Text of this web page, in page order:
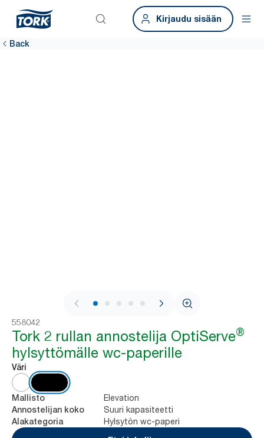
Kirjaudu sisään
Back
1 / 7
558042
Tork 2 rullan annostelija OptiServe®
hylsyttömälle wc-paperille
Väri
Mallisto Elevation
Annostelijan koko Suuri kapasiteetti
Alakategoria
Hylsytön wc-paperi